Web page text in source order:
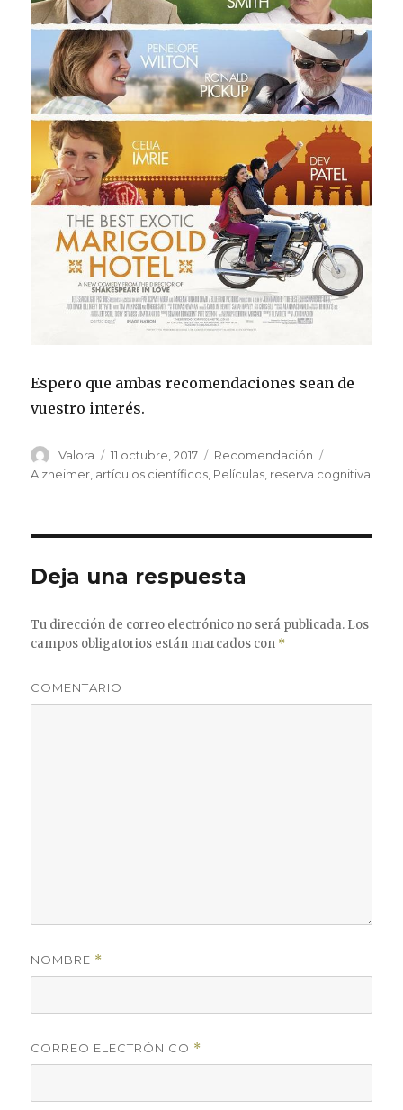
Espero que ambas recomendaciones sean de
vuestro interés.
Autor
Valora
Publicado
el
11 octubre, 2017 Categorías
Recomendación
Alzheimer, artículos científicos, Películas, reserva cognitiva
Deja una respuesta
Tu dirección de correo electrónico no será publicada. Los
campos obligatorios están marcados con *
COMENTARIO
NOMBRE *
CORREO ELECTRÓNICO *